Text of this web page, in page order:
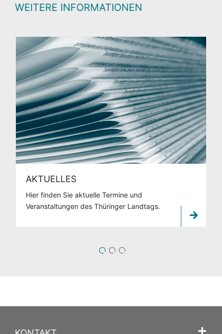
WEITERE INFORMATIONEN
AKTUELLES
Hier finden Sie aktuelle Termine und
Veranstaltungen des Thüringer Landtags.
1 2